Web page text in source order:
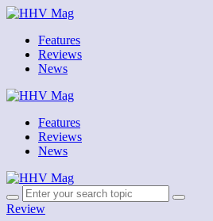
Features
Reviews
News
Features
Reviews
News
Review